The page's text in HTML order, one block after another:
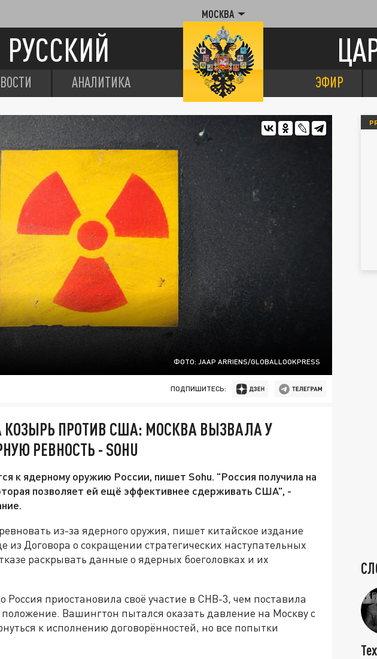
МОСКВА
АНАЛИТИКА ЭФИР
ФОТО: JAAP ARRIENS/GLOBALLOOKPRESS
ПОДПИШИТЕСЬ:
КОЗЫРЬ ПРОТИВ США: МОСКВА ВЫЗВАЛА У
РЕВНОСТЬ - SOHU
к ядерному оружию России, пишет Sohu. "Россия получила на
позволяет ей ещё эффективнее сдерживать США", -
из-за ядерного оружия, пишет китайское издание
из Договора о сокращении стратегических наступательных
раскрывать данные о ядерных боеголовках и их
приостановила своё участие в СНВ-3, чем поставила
Вашингтон пытался оказать давление на Москву с
к исполнению договорённостей, но все попытки